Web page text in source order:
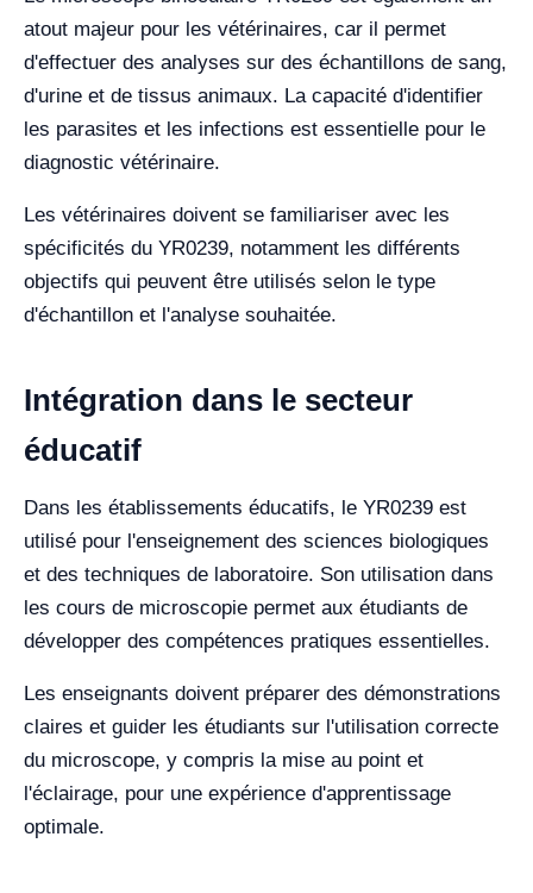
atout majeur pour les vétérinaires, car il permet
d'effectuer des analyses sur des échantillons de sang,
d'urine et de tissus animaux. La capacité d'identifier
les parasites et les infections est essentielle pour le
diagnostic vétérinaire.
Les vétérinaires doivent se familiariser avec les
spécificités du YR0239, notamment les différents
objectifs qui peuvent être utilisés selon le type
d'échantillon et l'analyse souhaitée.
Intégration dans le secteur
éducatif
Dans les établissements éducatifs, le YR0239 est
utilisé pour l'enseignement des sciences biologiques
et des techniques de laboratoire. Son utilisation dans
les cours de microscopie permet aux étudiants de
développer des compétences pratiques essentielles.
Les enseignants doivent préparer des démonstrations
claires et guider les étudiants sur l'utilisation correcte
du microscope, y compris la mise au point et
l'éclairage, pour une expérience d'apprentissage
optimale.